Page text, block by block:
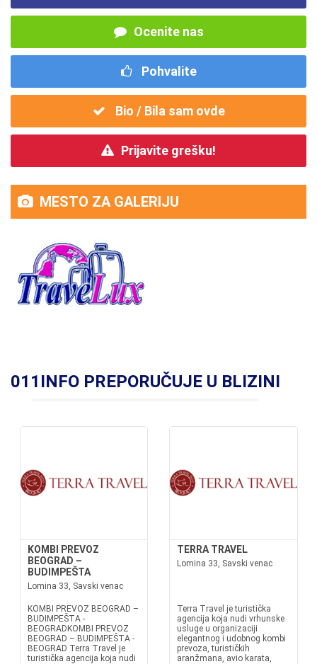
Ocenite nas
Pohvalite
Bio / Bila sam ovde
Prijavite grešku!
MESTO ZA GALERIJU
011INFO PREPORUČUJE U BLIZINI
KOMBI PREVOZ
BEOGRAD –
BUDIMPEŠTA
Lomina 33, Savski venac
KOMBI PREVOZ BEOGRAD –
BUDIMPEŠTA -
BEOGRADKOMBI PREVOZ
BEOGRAD – BUDIMPEŠTA -
BEOGRAD Terra Travel je
turistička agencija koja nudi
TERRA TRAVEL
Lomina 33, Savski venac
Terra Travel je turistička
agencija koja nudi vrhunske
usluge u organizaciji
elegantnog i udobnog kombi
prevoza, turističkih
aranžmana, avio karata,